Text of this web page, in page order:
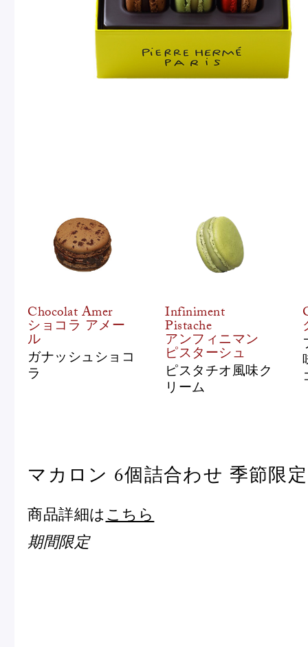
Chocolat Amer
ショコラ アメー
ル
ガナッシュショコ
ラ
Infiniment
Pistache
アンフィニマン
ピスターシュ
ピスタチオ風味ク
リーム
マカロン 6個詰合わせ 季節限定
商品詳細は こちら
期間限定